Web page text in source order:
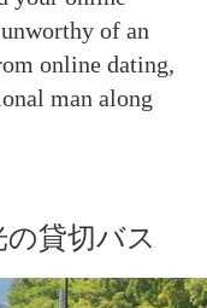
of an
online dating,
man along
貸切バス